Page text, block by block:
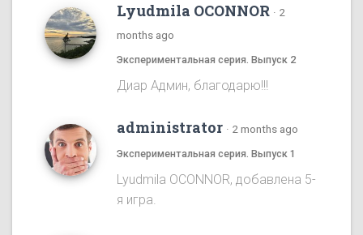
Lyudmila OCONNOR · 2
months ago
Экспериментальная серия. Выпуск 2
Диар Админ, благодарю!!!
administrator · 2 months ago
Экспериментальная серия. Выпуск 1
Lyudmila OCONNOR, добавлена 5-
я игра.